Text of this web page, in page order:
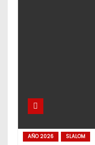
AÑO 2026 SLALOM